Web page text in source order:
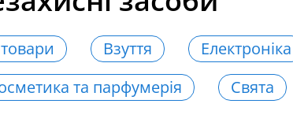
Взуття Електроніка
та парфумерія Свята